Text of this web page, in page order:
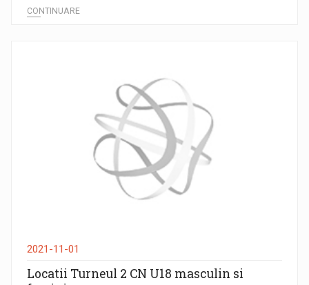
CONTINUARE
2021-11-01
Locatii Turneul 2 CN U18 masculin si